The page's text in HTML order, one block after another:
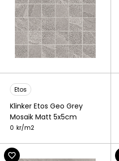
Etos
Klinker Etos Geo Grey
Mosaik Matt 5x5cm
0 kr/m2